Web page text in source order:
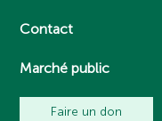
Contact
Marché public
Faire un don